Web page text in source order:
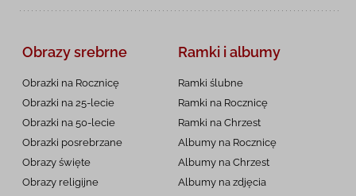
Obrazy srebrne
Obrazki na Rocznicę
Obrazki na 25-lecie
Obrazki na 50-lecie
Obrazki posrebrzane
Obrazy święte
Obrazy religijne
Ramki i albumy
Ramki ślubne
Ramki na Rocznicę
Ramki na Chrzest
Albumy na Rocznicę
Albumy na Chrzest
Albumy na zdjęcia